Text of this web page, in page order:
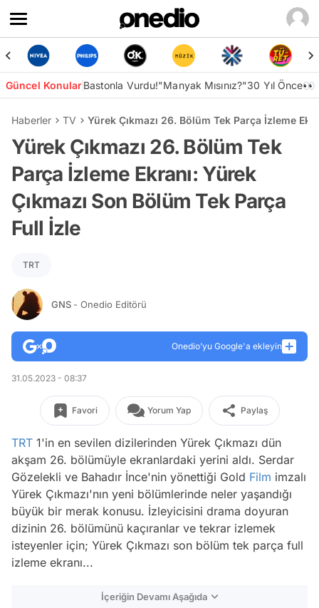
Güncel KonularBastonla Vurdu!"Manyak Mısınız?"30 Yıl Önce👀
Haberler TV Yürek Çıkmazı 26. Bölüm Tek Parça İzleme
Yürek Çıkmazı 26. Bölüm Tek
Parça İzleme Ekranı: Yürek
Çıkmazı Son Bölüm Tek Parça
Full İzle
TRT
GNS - Onedio Editörü
Onedio’yu Google'a ekleyin
31.05.2023 - 08:37
Favori Yorum Yap Paylaş
TRT 1'in en sevilen dizilerinden Yürek Çıkmazı dün
akşam 26. bölümüyle ekranlardaki yerini aldı. Serdar
Gözelekli ve Bahadır İnce'nin yönettiği Gold Film imzalı
Yürek Çıkmazı'nın yeni bölümlerinde neler yaşandığı
büyük bir merak konusu. İzleyicisini drama doyuran
dizinin 26. bölümünü kaçıranlar ve tekrar izlemek
isteyenler için; Yürek Çıkmazı son bölüm tek parça full
izleme ekranı...
İçeriğin Devamı Aşağıda